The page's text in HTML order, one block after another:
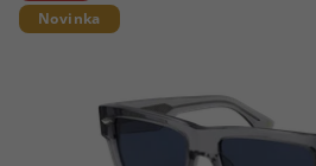
Novinka